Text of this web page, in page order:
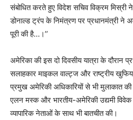
संबोधित करते हुए विदेश सचिव विक्रम मिस्री ने
डोनाल्ड ट्रंप के निमंत्रण पर प्रधानमंत्री ने
पूरी की है…।’’
अमेरिका की इस दो दिवसीय यात्रा के दौरान
सलाहकार माइकल वाल्ट्ज और राष्ट्रीय
प्रमुख अमेरिकी अधिकारियों से भी मुलाकात
एलन मस्क और भारतीय-अमेरिकी उद्यमी विवेक
व्यापारिक नेताओं के साथ भी बातचीत की।